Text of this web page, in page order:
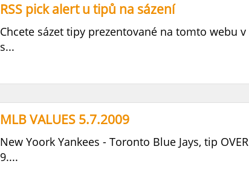
RSS pick alert u tipů na sázení
Chcete sázet tipy prezentované na tomto webu v
s...
MLB VALUES 5.7.2009
New Yoork Yankees - Toronto Blue Jays, tip OVER
9....